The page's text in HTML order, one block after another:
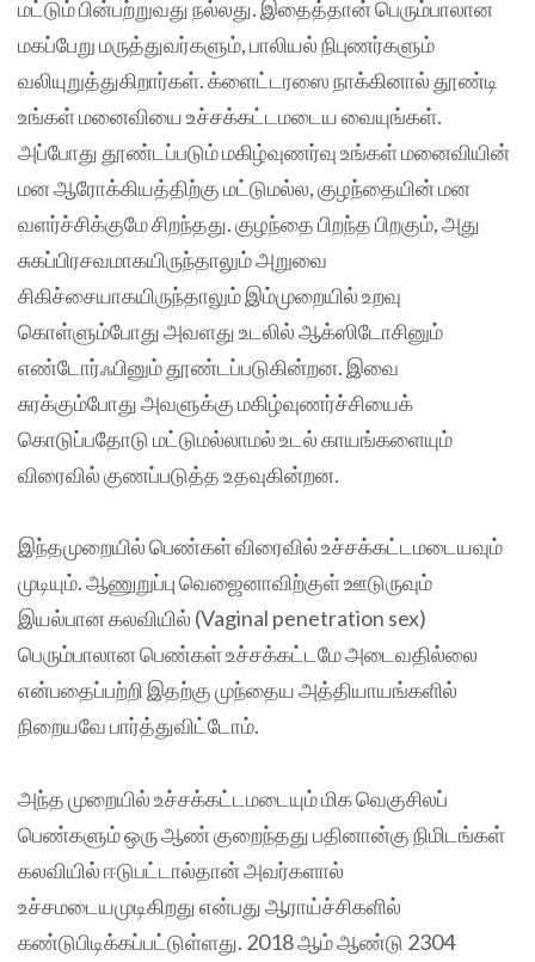
மட்டும் பின்பற்றுவது நல்லது. இதைத்தான் பெரும்பாலான
மகப்பேறு மருத்துவர்களும், பாலியல் நிபுணர்களும்
வலியுறுத்துகிறார்கள். க்ளைட்டரஸை நாக்கினால் தூண்டி
உங்கள் மனைவியை உச்சக்கட்டமடைய வையுங்கள்.
அப்போது தூண்டப்படும் மகிழ்வுணர்வு உங்கள் மனைவியின்
மன ஆரோக்கியத்திற்கு மட்டுமல்ல, குழந்தையின் மன
வளர்ச்சிக்குமே சிறந்தது. குழந்தை பிறந்த பிறகும், அது
சுகப்பிரசவமாகயிருந்தாலும் அறுவை
சிகிச்சையாகயிருந்தாலும் இம்முறையில் உறவு
கொள்ளும்போது அவளது உடலில் ஆக்ஸிடோசினும்
எண்டோர்ஃபினும் தூண்டப்படுகின்றன. இவை
சுரக்கும்போது அவளுக்கு மகிழ்வுணர்ச்சியைக்
கொடுப்பதோடு மட்டுமல்லாமல் உடல் காயங்களையும்
விரைவில் குணப்படுத்த உதவுகின்றன.
இந்தமுறையில் பெண்கள் விரைவில் உச்சக்கட்டமடையவும்
முடியும். ஆணுறுப்பு வெஜைனாவிற்குள் ஊடுருவும்
இயல்பான கலவியில் (Vaginal penetration sex)
பெரும்பாலான பெண்கள் உச்சக்கட்டமே அடைவதில்லை
என்பதைப்பற்றி இதற்கு முந்தைய அத்தியாயங்களில்
நிறையவே பார்த்துவிட்டோம்.
அந்த முறையில் உச்சக்கட்டமடையும் மிக வெகுசிலப்
பெண்களும் ஒரு ஆண் குறைந்தது பதினான்கு நிமிடங்கள்
கலவியில் ஈடுபட்டால்தான் அவர்களால்
உச்சமடையமுடிகிறது என்பது ஆராய்ச்சிகளில்
கண்டுபிடிக்கப்பட்டுள்ளது. 2018 ஆம் ஆண்டு 2304